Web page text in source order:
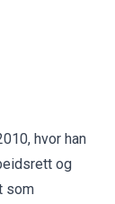
hvor han
og
som